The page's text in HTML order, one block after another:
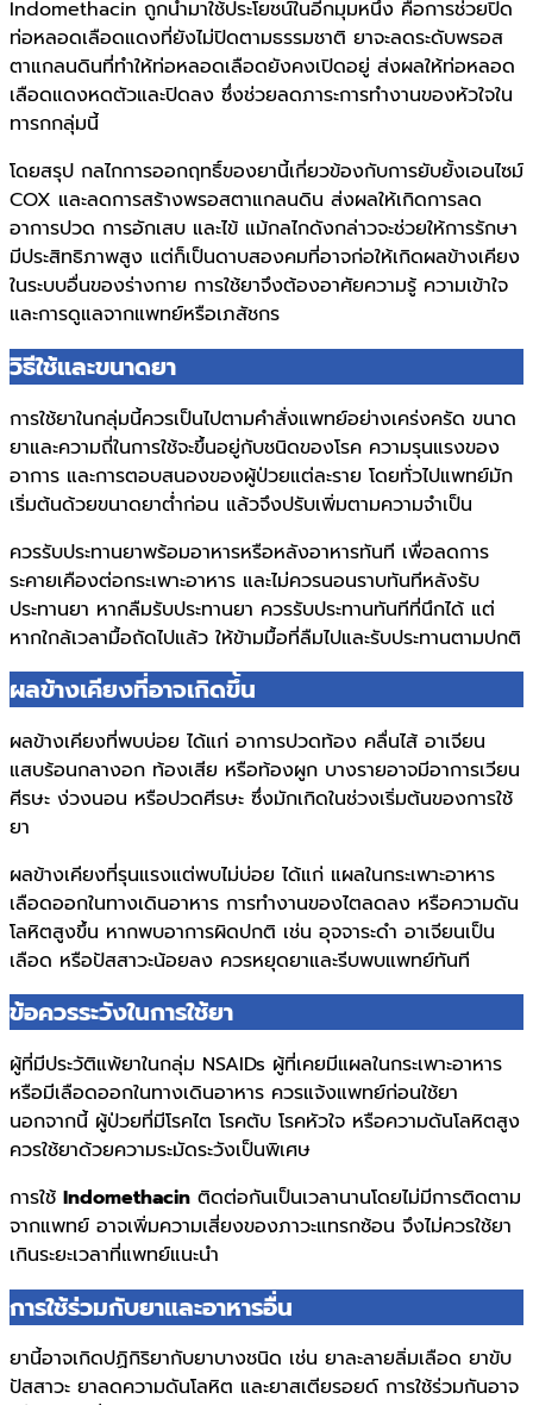
Indomethacin ถูกนำมาใช้ประโยชน์ในอีกมุมหนึ่ง คือการช่วยปิด
ท่อหลอดเลือดแดงที่ยังไม่ปิดตามธรรมชาติ ยาจะลดระดับพรอส
ตาแกลนดินที่ทำให้ท่อหลอดเลือดยังคงเปิดอยู่ ส่งผลให้ท่อหลอด
เลือดแดงหดตัวและปิดลง ซึ่งช่วยลดภาระการทำงานของหัวใจใน
ทารกกลุ่มนี้
โดยสรุป กลไกการออกฤทธิ์ของยานี้เกี่ยวข้องกับการยับยั้งเอนไซม์
COX และลดการสร้างพรอสตาแกลนดิน ส่งผลให้เกิดการลด
อาการปวด การอักเสบ และไข้ แม้กลไกดังกล่าวจะช่วยให้การรักษา
มีประสิทธิภาพสูง แต่ก็เป็นดาบสองคมที่อาจก่อให้เกิดผลข้างเคียง
ในระบบอื่นของร่างกาย การใช้ยาจึงต้องอาศัยความรู้ ความเข้าใจ
และการดูแลจากแพทย์หรือเภสัชกร
วิธีใช้และขนาดยา
การใช้ยาในกลุ่มนี้ควรเป็นไปตามคำสั่งแพทย์อย่างเคร่งครัด ขนาด
ยาและความถี่ในการใช้จะขึ้นอยู่กับชนิดของโรค ความรุนแรงของ
อาการ และการตอบสนองของผู้ป่วยแต่ละราย โดยทั่วไปแพทย์มัก
เริ่มต้นด้วยขนาดยาต่ำก่อน แล้วจึงปรับเพิ่มตามความจำเป็น
ควรรับประทานยาพร้อมอาหารหรือหลังอาหารทันที เพื่อลดการ
ระคายเคืองต่อกระเพาะอาหาร และไม่ควรนอนราบทันทีหลังรับ
ประทานยา หากลืมรับประทานยา ควรรับประทานทันทีที่นึกได้ แต่
หากใกล้เวลามื้อถัดไปแล้ว ให้ข้ามมื้อที่ลืมไปและรับประทานตามปกติ
ผลข้างเคียงที่อาจเกิดขึ้น
ผลข้างเคียงที่พบบ่อย ได้แก่ อาการปวดท้อง คลื่นไส้ อาเจียน
แสบร้อนกลางอก ท้องเสีย หรือท้องผูก บางรายอาจมีอาการเวียน
ศีรษะ ง่วงนอน หรือปวดศีรษะ ซึ่งมักเกิดในช่วงเริ่มต้นของการใช้
ยา
ผลข้างเคียงที่รุนแรงแต่พบไม่บ่อย ได้แก่ แผลในกระเพาะอาหาร
เลือดออกในทางเดินอาหาร การทำงานของไตลดลง หรือความดัน
โลหิตสูงขึ้น หากพบอาการผิดปกติ เช่น อุจจาระดำ อาเจียนเป็น
เลือด หรือปัสสาวะน้อยลง ควรหยุดยาและรีบพบแพทย์ทันที
ข้อควรระวังในการใช้ยา
ผู้ที่มีประวัติแพ้ยาในกลุ่ม NSAIDs ผู้ที่เคยมีแผลในกระเพาะอาหาร
หรือมีเลือดออกในทางเดินอาหาร ควรแจ้งแพทย์ก่อนใช้ยา
นอกจากนี้ ผู้ป่วยที่มีโรคไต โรคตับ โรคหัวใจ หรือความดันโลหิตสูง
ควรใช้ยาด้วยความระมัดระวังเป็นพิเศษ
การใช้ Indomethacin ติดต่อกันเป็นเวลานานโดยไม่มีการติดตาม
จากแพทย์ อาจเพิ่มความเสี่ยงของภาวะแทรกซ้อน จึงไม่ควรใช้ยา
เกินระยะเวลาที่แพทย์แนะนำ
การใช้ร่วมกับยาและอาหารอื่น
ยานี้อาจเกิดปฏิกิริยากับยาบางชนิด เช่น ยาละลายลิ่มเลือด ยาขับ
ปัสสาวะ ยาลดความดันโลหิต และยาสเตียรอยด์ การใช้ร่วมกันอาจ